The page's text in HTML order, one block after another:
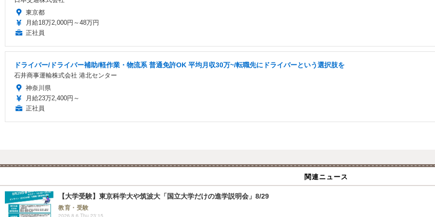
東京都
月給18万2,000円～48万円
正社員
ドライバー/ドライバー補助/軽作業・物流系 普通免許OK 平均月収30万~/転職先にドライバーという選択肢を
石井商事運輸株式会社 港北センター
神奈川県
月給23万2,400円～
正社員
関連ニュース
【大学受験】東京科学大や筑波大「国立大学だけの進学説明会」8/29
教育・受験
2026.8.6 Thu 23:15